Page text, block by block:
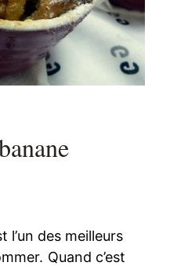
l’un des meilleurs
Quand c’est